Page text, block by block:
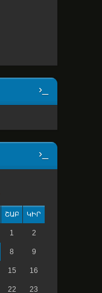
ՇԱԲ ԿԻՐ
1 2
8 9
15 16
22 23